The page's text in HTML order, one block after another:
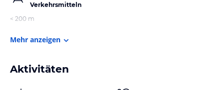
Verkehrsmitteln
< 200 m
Mehr anzeigen
Aktivitäten